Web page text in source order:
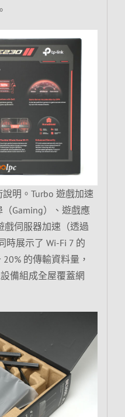
明。Turbo 遊戲加速
Gaming）、遊戲應
戲伺服器加速（透過
時展示了 Wi-Fi 7 的
的傳輸資料量，
備組成全屋覆蓋網